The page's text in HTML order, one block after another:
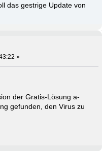
das gestrige Update von
»
der Gratis-Lösung a-
gefunden, den Virus zu